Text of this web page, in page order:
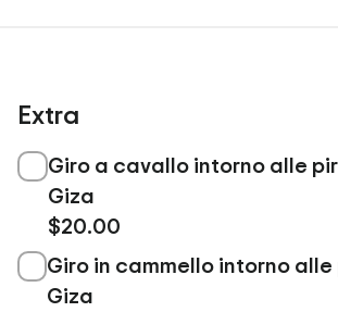
Extra
Giro a cavallo intorno alle
Giza
$20.00
Giro in cammello intorno
Giza